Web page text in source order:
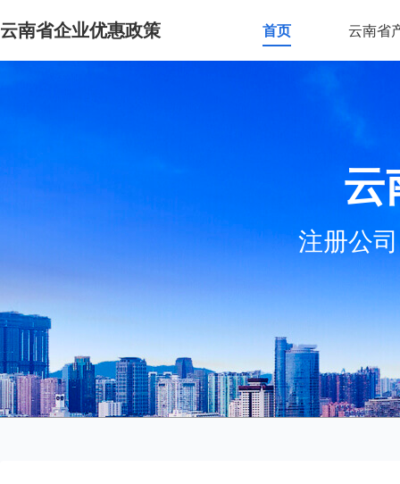
云南省企业优惠政策 首页 云南省
云
注册公